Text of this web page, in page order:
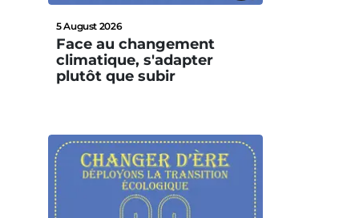
5 August 2026
Face au changement
climatique, s'adapter
plutôt que subir